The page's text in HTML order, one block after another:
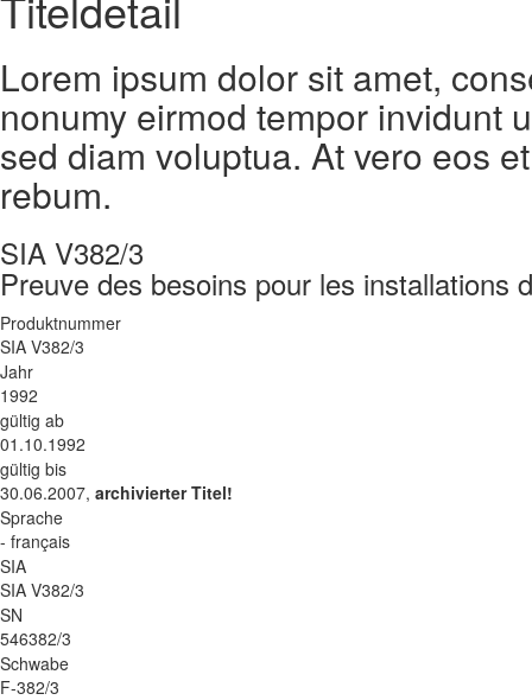
Lorem ipsum dolor sit amet,
nonumy eirmod tempor invidunt
sed diam voluptua. At vero eos
rebum.
SIA V382/3
Preuve des besoins pour les installations
Produktnummer
SIA V382/3
Jahr
1992
gültig ab
01.10.1992
gültig bis
30.06.2007, archivierter Titel!
Sprache
- français
SIA
SIA V382/3
SN
546382/3
Schwabe
F-382/3